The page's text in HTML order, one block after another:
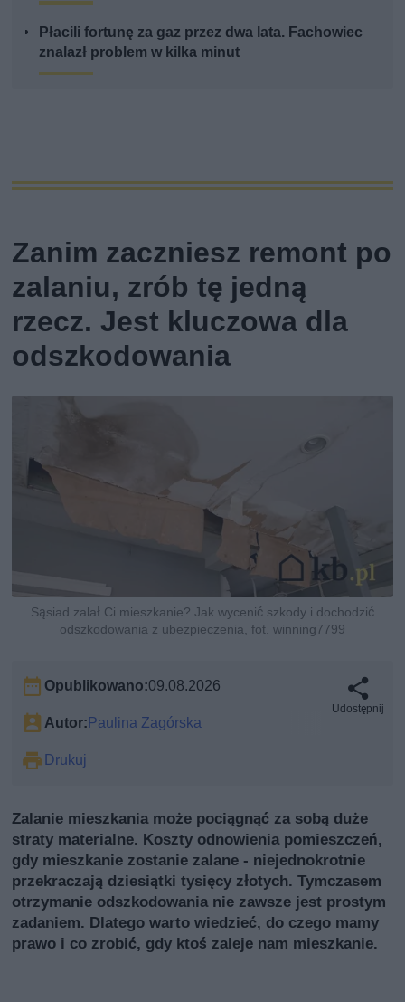
Płacili fortunę za gaz przez dwa lata. Fachowiec
znalazł problem w kilka minut
Zanim zaczniesz remont po
zalaniu, zrób tę jedną
rzecz. Jest kluczowa dla
odszkodowania
Sąsiad zalał Ci mieszkanie? Jak wycenić szkody i dochodzić
odszkodowania z ubezpieczenia, fot. winning7799
Opublikowano:09.08.2026
Autor:Paulina Zagórska
Drukuj
Udostępnij
Zalanie mieszkania może pociągnąć za sobą duże
straty materialne. Koszty odnowienia pomieszczeń,
gdy mieszkanie zostanie zalane - niejednokrotnie
przekraczają dziesiątki tysięcy złotych. Tymczasem
otrzymanie odszkodowania nie zawsze jest prostym
zadaniem. Dlatego warto wiedzieć, do czego mamy
prawo i co zrobić, gdy ktoś zaleje nam mieszkanie.